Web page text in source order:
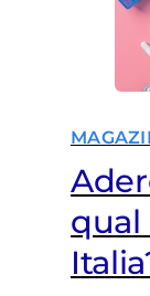
qual